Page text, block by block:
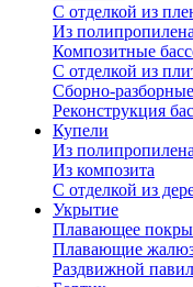
С отделкой из
Из полипропилена
Композитные
С отделкой из
Сборно-
Реконструкция
Купели
Из полипропилена
Из композита
С отделкой из
Укрытие
Плавающее
Плавающие
Раздвижной